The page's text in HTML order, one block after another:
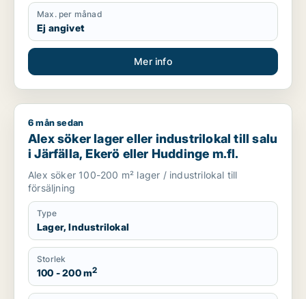
Max. per månad
Ej angivet
Mer info
Alex söker lager eller industrilokal till salu i Järfälla, Ekerö
6 mån sedan
Alex söker lager eller industrilokal till salu
i Järfälla, Ekerö eller Huddinge m.fl.
Alex söker 100-200 m² lager / industrilokal till
försäljning
Type
Lager, Industrilokal
Storlek
100 - 200 m2